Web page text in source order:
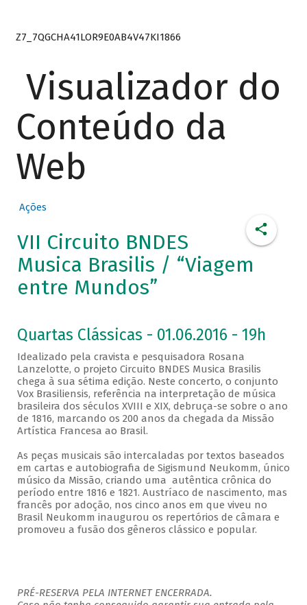
Z7_7QGCHA41LOR9E0AB4V47KI1866
Visualizador do
Conteúdo da
Web
Ações
VII Circuito BNDES
Musica Brasilis / “Viagem
entre Mundos”
Quartas Clássicas - 01.06.2016 - 19h
Idealizado pela cravista e pesquisadora Rosana
Lanzelotte, o projeto Circuito BNDES Musica Brasilis
chega à sua sétima edição. Neste concerto, o conjunto
Vox Brasiliensis, referência na interpretação de música
brasileira dos séculos XVIII e XIX, debruça-se sobre o ano
de 1816, marcando os 200 anos da chegada da Missão
Artística Francesa ao Brasil.
As peças musicais são intercaladas por textos baseados
em cartas e autobiografia de Sigismund Neukomm, único
músico da Missão, criando uma autêntica crônica do
período entre 1816 e 1821. Austríaco de nascimento, mas
francês por adoção, nos cinco anos em que viveu no
Brasil Neukomm inaugurou os repertórios de câmara e
promoveu a fusão dos gêneros clássico e popular.
PRÉ-RESERVA PELA INTERNET ENCERRADA.